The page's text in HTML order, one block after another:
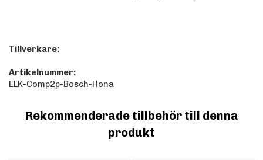
Tillverkare:
Artikelnummer:
ELK-Comp2p-Bosch-Hona
Rekommenderade tillbehör till denna
produkt